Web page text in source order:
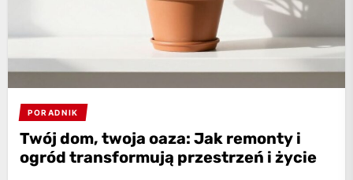
PORADNIK
Twój dom, twoja oaza: Jak remonty i
ogród transformują przestrzeń i życie